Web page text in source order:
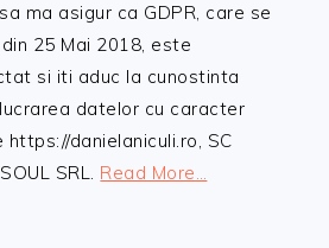
ma asigur ca GDPR, care se
25 Mai 2018, este
si iti aduc la cunostinta
datelor cu caracter
danielaniculi.ro, SC
SRL. Read More…